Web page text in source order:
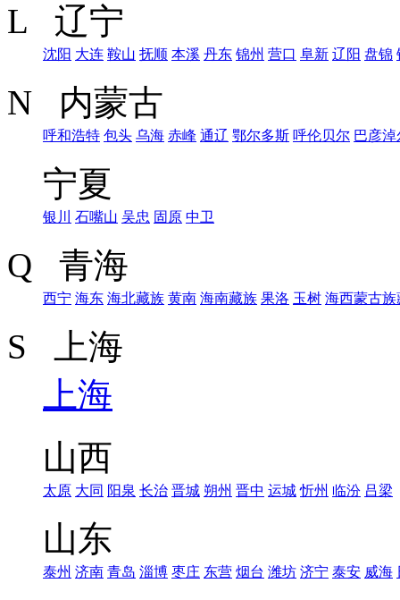
L 辽宁
沈阳 大连 鞍山 抚顺 本溪 丹东 锦州 营口 阜新 辽阳 盘锦
N 内蒙古
呼和浩特 包头 乌海 赤峰 通辽 鄂尔多斯 呼伦贝尔 巴彦淖
宁夏
银川 石嘴山 吴忠 固原 中卫
Q 青海
西宁 海东 海北藏族 黄南 海南藏族 果洛 玉树 海西蒙古族
S 上海
上海
山西
太原 大同 阳泉 长治 晋城 朔州 晋中 运城 忻州 临汾 吕梁
山东
泰州 济南 青岛 淄博 枣庄 东营 烟台 潍坊 济宁 泰安 威海